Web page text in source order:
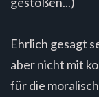
Ehrlich gesagt
aber nicht mit
für die